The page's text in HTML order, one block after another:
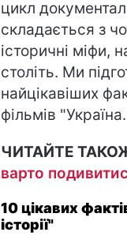
цикл
складається з
історичні міфи,
століть. Ми
найцікавіших
фільмів
ЧИТАЙТЕ
варто
10 цікавих
історії"